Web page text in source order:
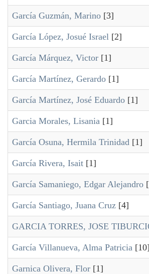
García Guzmán, Marino [3]
García López, Josué Israel [2]
García Márquez, Victor [1]
García Martínez, Gerardo [1]
García Martínez, José Eduardo [1]
Garcia Morales, Lisania [1]
García Osuna, Hermila Trinidad [1]
García Rivera, Isait [1]
García Samaniego, Edgar Alejandro
García Santiago, Juana Cruz [4]
GARCIA TORRES, JOSE
García Villanueva, Alma Patricia [10]
Garnica Olivera, Flor [1]